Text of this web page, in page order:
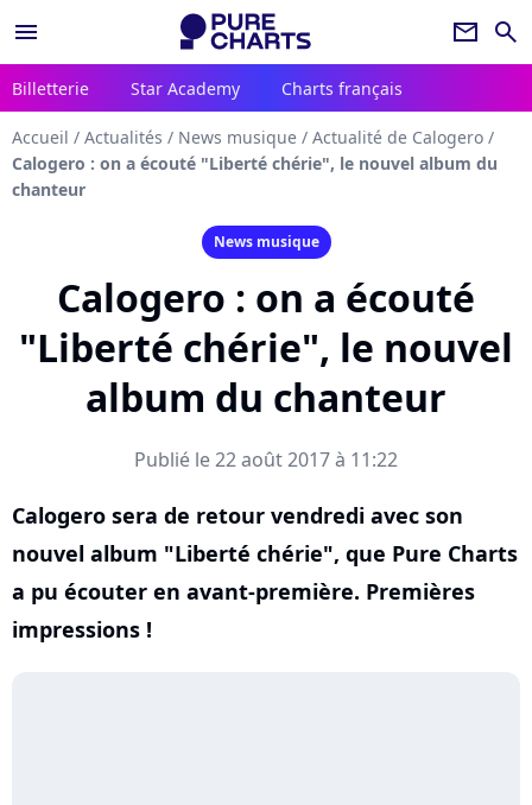
menu newsletter search
Billetterie Star Academy Charts français
Accueil / Actualités / News musique / Actualité de Calogero /
Calogero : on a écouté "Liberté chérie", le nouvel album du
chanteur
News musique
Calogero : on a écouté
"Liberté chérie", le nouvel
album du chanteur
Publié le 22 août 2017 à 11:22
Calogero sera de retour vendredi avec son
nouvel album "Liberté chérie", que Pure Charts
a pu écouter en avant-première. Premières
impressions !